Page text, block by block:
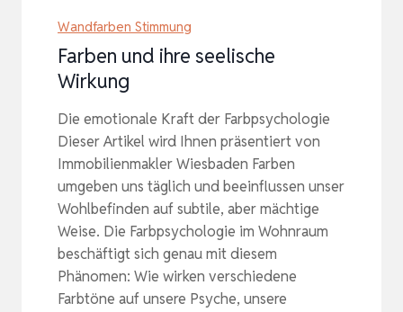
Wandfarben Stimmung
Farben und ihre seelische
Wirkung
Die emotionale Kraft der Farbpsychologie
Dieser Artikel wird Ihnen präsentiert von
Immobilienmakler Wiesbaden Farben
umgeben uns täglich und beeinflussen unser
Wohlbefinden auf subtile, aber mächtige
Weise. Die Farbpsychologie im Wohnraum
beschäftigt sich genau mit diesem
Phänomen: Wie wirken verschiedene
Farbtöne auf unsere Psyche, unsere